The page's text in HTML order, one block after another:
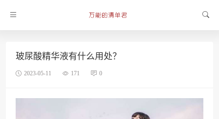
玻尿酸精华液有什么用处？
2023-05-11 171 0